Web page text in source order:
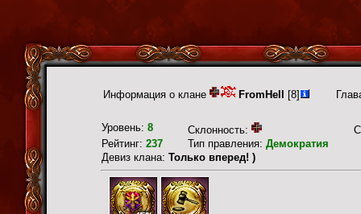
Информация о клане FromHell [8]
Уровень: 8 Склонность:
Рейтинг: 237 Тип правления: Демократия
Девиз клана: Только вперед! )